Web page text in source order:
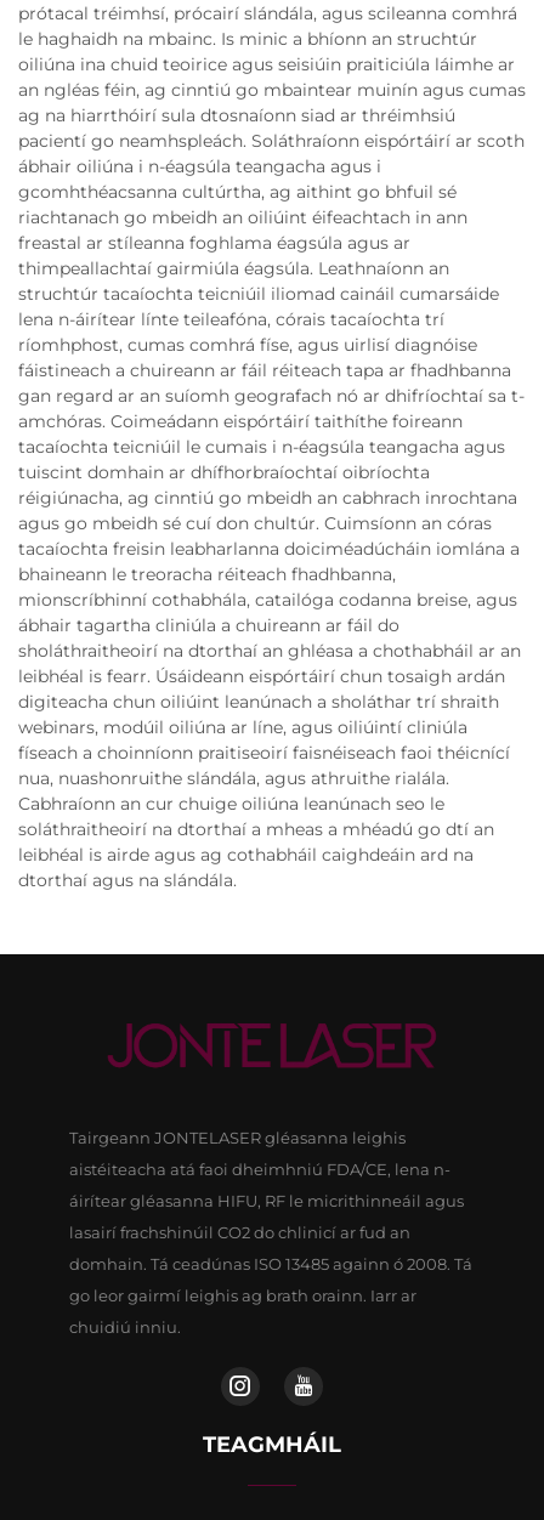
prótacal tréimhsí, prócairí slándála, agus scileanna comhrá
le haghaidh na mbainc. Is minic a bhíonn an struchtúr
oiliúna ina chuid teoirice agus seisiúin praiticiúla láimhe ar
an ngléas féin, ag cinntiú go mbaintear muinín agus cumas
ag na hiarrthóirí sula dtosnaíonn siad ar thréimhsiú
pacientí go neamhspleách. Soláthraíonn eispórtáirí ar scoth
ábhair oiliúna i n-éagsúla teangacha agus i
gcomhthéacsanna cultúrtha, ag aithint go bhfuil sé
riachtanach go mbeidh an oiliúint éifeachtach in ann
freastal ar stíleanna foghlama éagsúla agus ar
thimpeallachtaí gairmiúla éagsúla. Leathnaíonn an
struchtúr tacaíochta teicniúil iliomad caináil cumarsáide
lena n-áirítear línte teileafóna, córais tacaíochta trí
ríomhphost, cumas comhrá físe, agus uirlisí diagnóise
fáistineach a chuireann ar fáil réiteach tapa ar fhadhbanna
gan regard ar an suíomh geografach nó ar dhifríochtaí sa t-
amchóras. Coimeádann eispórtáirí taithíthe foireann
tacaíochta teicniúil le cumais i n-éagsúla teangacha agus
tuiscint domhain ar dhífhorbraíochtaí oibríochta
réigiúnacha, ag cinntiú go mbeidh an cabhrach inrochtana
agus go mbeidh sé cuí don chultúr. Cuimsíonn an córas
tacaíochta freisin leabharlanna doiciméadúcháin iomlána a
bhaineann le treoracha réiteach fhadhbanna,
mionscríbhinní cothabhála, catailóga codanna breise, agus
ábhair tagartha cliniúla a chuireann ar fáil do
sholáthraitheoirí na dtorthaí an ghléasa a chothabháil ar an
leibhéal is fearr. Úsáideann eispórtáirí chun tosaigh ardán
digiteacha chun oiliúint leanúnach a sholáthar trí shraith
webinars, modúil oiliúna ar líne, agus oiliúintí cliniúla
físeach a choinníonn praitiseoirí faisnéiseach faoi théicnící
nua, nuashonruithe slándála, agus athruithe rialála.
Cabhraíonn an cur chuige oiliúna leanúnach seo le
soláthraitheoirí na dtorthaí a mheas a mhéadú go dtí an
leibhéal is airde agus ag cothabháil caighdeáin ard na
dtorthaí agus na slándála.
Tairgeann JONTELASER gléasanna leighis
aistéiteacha atá faoi dheimhniú FDA/CE, lena n-
áirítear gléasanna HIFU, RF le micrithinneáil agus
lasairí frachshinúil CO2 do chlinicí ar fud an
domhain. Tá ceadúnas ISO 13485 againn ó 2008. Tá
go leor gairmí leighis ag brath orainn. Iarr ar
chuidiú inniu.
TEAGMHÁIL